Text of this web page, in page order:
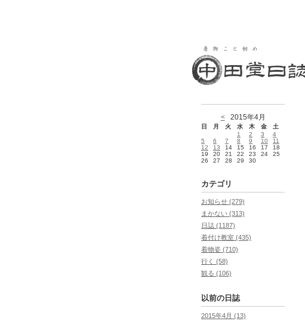
<2015年4月
日 月 火 水 木 金
土
1
2 3
4
5
6 7 8 9 10
11
12
13 14 15 16 17
18
19
20 21 22 23 24
25
26
27 28 29 30
カテゴリ
お知らせ (279)
まかない (313)
日誌 (1187)
着付け教室 (435)
着物姿 (710)
行く (58)
観る (106)
以前の日誌
2015年4月 (13)